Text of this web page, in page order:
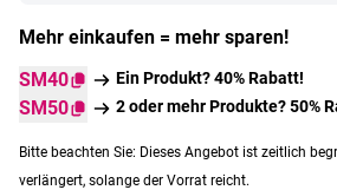
Mehr einkaufen = mehr sparen!
SM40
Ein Produkt? 40% Rabatt!
SM50 2 oder mehr Produkte? 50%
Bitte beachten Sie: Dieses Angebot ist zeitlich
verlängert, solange der Vorrat reicht.